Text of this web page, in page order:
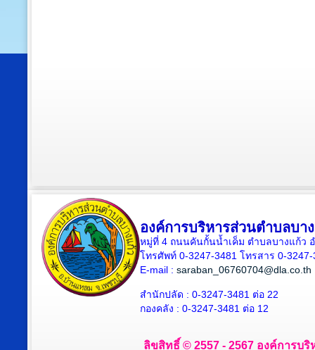
องค์การบริหารส่วนตำบลบา
หมู่ที่ 4 ถนนคันกั้นน้ำเค็ม ตำบลบางแก้ว
โทรศัพท์ 0-3247-3481 โทรสาร 0-3247-
E-mail : saraban_06760704@dla.co.th
สำนักปลัด : 0-3247-3481 ต่อ 22
กองคลัง : 0-3247-3481 ต่อ 12
ลิขสิทธิ์ © 2557 - 2567 องค์การบ